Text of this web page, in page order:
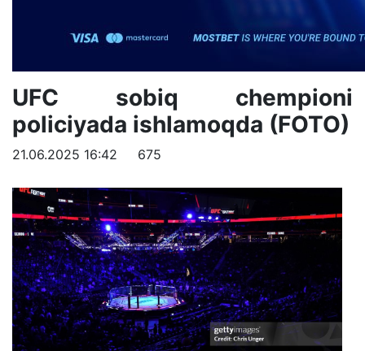
UFC sobiq chempioni
policiyada ishlamoqda (FOTO)
21.06.2025 16:42 675